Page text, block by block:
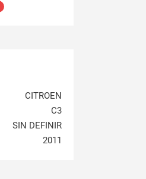
CITROEN
C3
SIN DEFINIR
2011